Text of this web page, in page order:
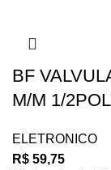
BF
M/M 1/
ELETRONICO
R$ 59,75